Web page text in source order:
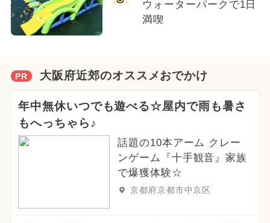
ウォーターパークで1日
満喫
PR 大阪府近郊のオススメおでかけ
年中無休いつでも遊べる☆屋内で雨も暑さ
もへっちゃら♪
話題の10本アーム クレー
ンゲーム『十手観音』家族
で爆獲体験☆
京都府京都市中京区